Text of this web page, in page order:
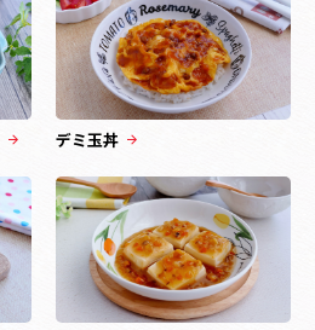
デミ玉丼